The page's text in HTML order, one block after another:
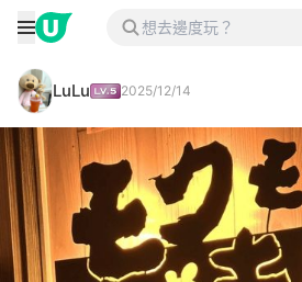
LuLu 2025/12/14